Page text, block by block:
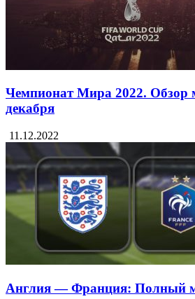
Чемпионат Мира 2022. Обзор
декабря
11.12.2022
Англия — Франция: Полный